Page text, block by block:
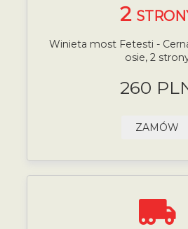
2
Winieta most Fetesti -
osie, 2
260
ZAMÓW